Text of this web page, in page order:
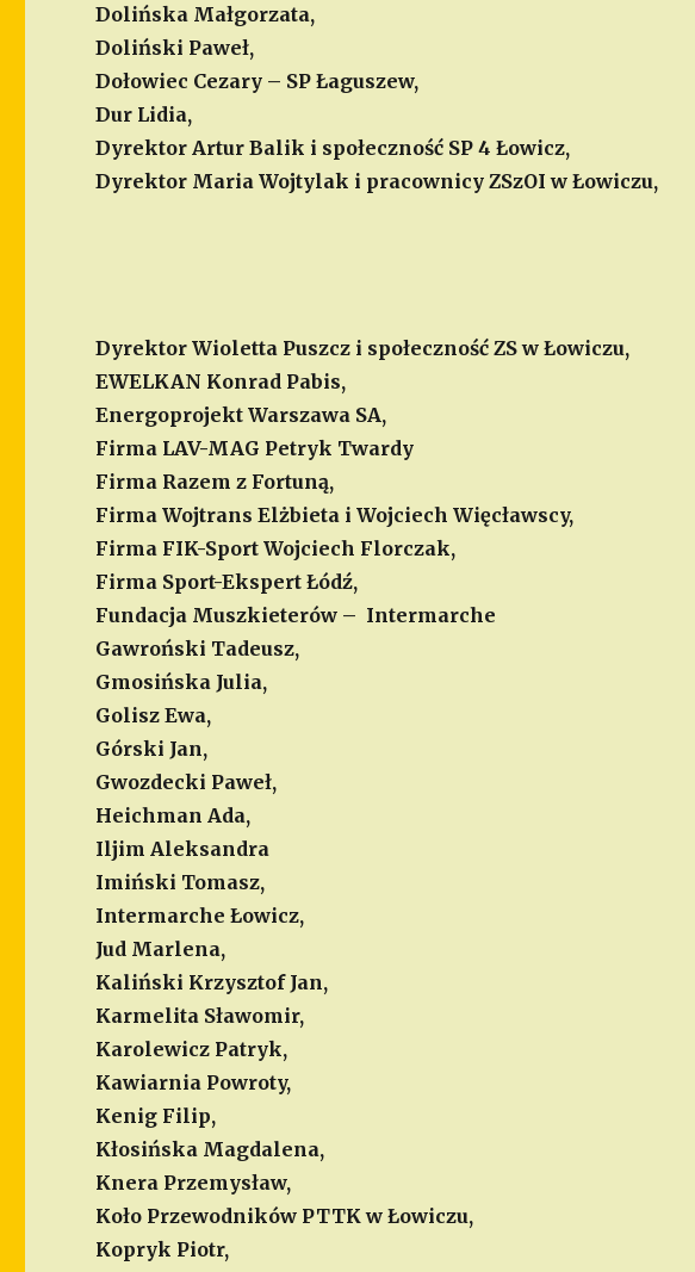
Dolińska Małgorzata,
Doliński Paweł,
Dołowiec Cezary – SP Łaguszew,
Dur Lidia,
Dyrektor Artur Balik i społeczność SP 4 Łowicz,
Dyrektor Maria Wojtylak i pracownicy ZSzOI w Łowiczu,
Dyrektor Wioletta Puszcz i społeczność ZS w Łowiczu,
EWELKAN Konrad Pabis,
Energoprojekt Warszawa SA,
Firma LAV-MAG Petryk Twardy
Firma Razem z Fortuną,
Firma Wojtrans Elżbieta i Wojciech Więcławscy,
Firma FIK-Sport Wojciech Florczak,
Firma Sport-Ekspert Łódź,
Fundacja Muszkieterów – Intermarche
Gawroński Tadeusz,
Gmosińska Julia,
Golisz Ewa,
Górski Jan,
Gwozdecki Paweł,
Heichman Ada,
Iljim Aleksandra
Imiński Tomasz,
Intermarche Łowicz,
Jud Marlena,
Kaliński Krzysztof Jan,
Karmelita Sławomir,
Karolewicz Patryk,
Kawiarnia Powroty,
Kenig Filip,
Kłosińska Magdalena,
Knera Przemysław,
Koło Przewodników PTTK w Łowiczu,
Kopryk Piotr,